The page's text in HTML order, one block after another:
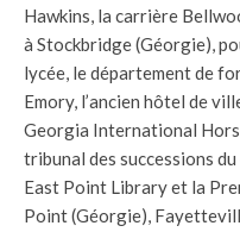
Hawkins, la carrière
à Stockbridge (Géorgie),
lycée, le département de
Emory, l’ancien hôtel de
Georgia International
tribunal des successions
East Point Library et la
Point (Géorgie),